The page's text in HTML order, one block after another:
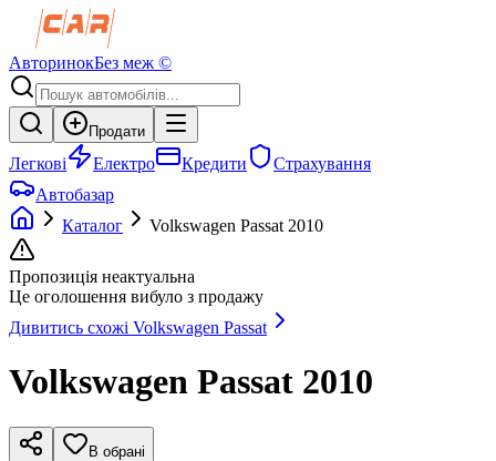
АвторинокБез меж ©
Продати
Легкові Електро Кредити
Страхування
Автобазар
Каталог
Volkswagen Passat 2010
Пропозиція неактуальна
Це оголошення вибуло з продажу
Дивитись схожі Volkswagen Passat
Volkswagen Passat 2010
В обрані